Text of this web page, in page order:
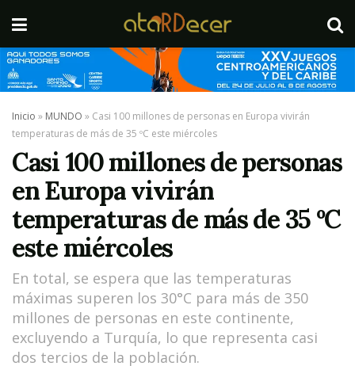
Inicio » MUNDO » Casi 100 millones de personas en Europa vivirán
temperaturas de más de 35 ºC este miércoles
Casi 100 millones de personas
en Europa vivirán
temperaturas de más de 35 ºC
este miércoles
En total, se espera que las temperaturas
máximas superen los 30°C para más de 350
millones de personas en este continente,
excluyendo a Turquía, lo que representa casi
dos tercios de la población.